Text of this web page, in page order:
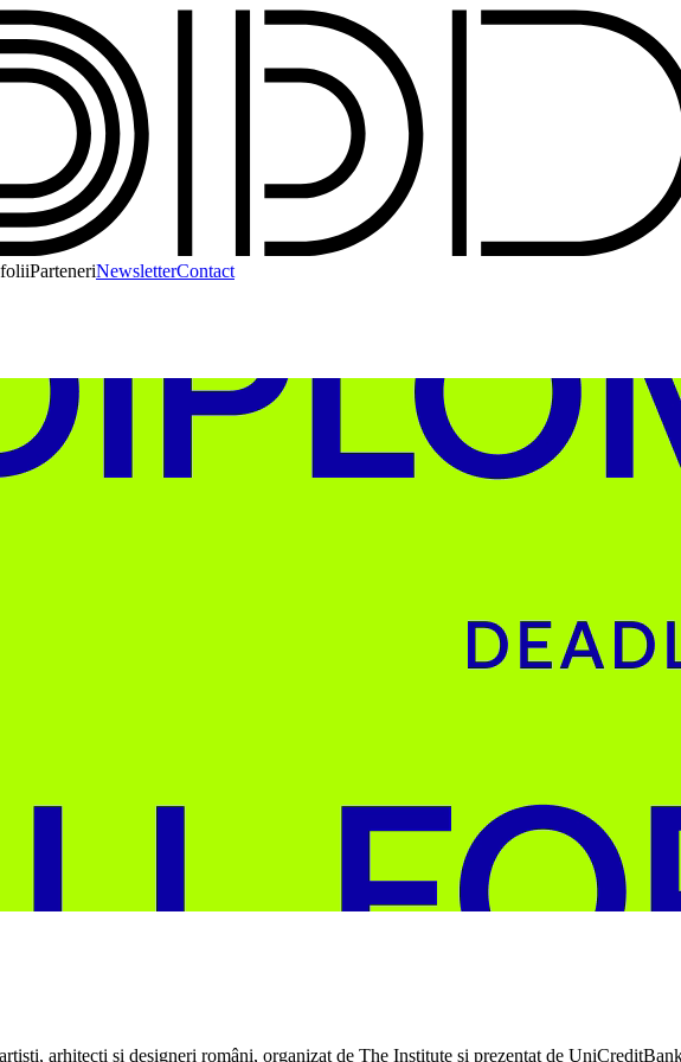
ParteneriNewsletterContact
arhitecți și designeri români, organizat de The Institute și prezentat de